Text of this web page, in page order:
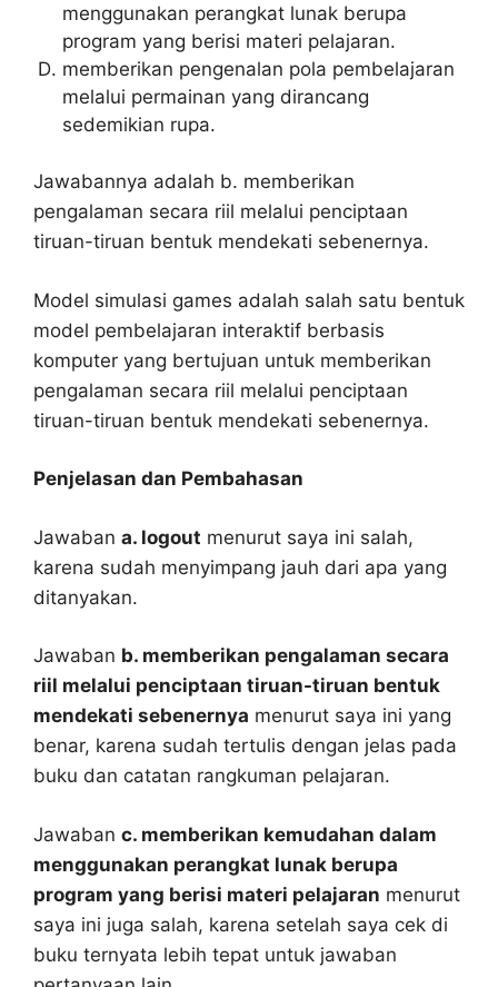
menggunakan perangkat lunak berupa
program yang berisi materi pelajaran.
memberikan pengenalan pola pembelajaran
melalui permainan yang dirancang
sedemikian rupa.
Jawabannya adalah b. memberikan
pengalaman secara riil melalui penciptaan
tiruan-tiruan bentuk mendekati sebenernya.
Model simulasi games adalah salah satu bentuk
model pembelajaran interaktif berbasis
komputer yang bertujuan untuk memberikan
pengalaman secara riil melalui penciptaan
tiruan-tiruan bentuk mendekati sebenernya.
Penjelasan dan Pembahasan
Jawaban a. logout menurut saya ini salah,
karena sudah menyimpang jauh dari apa yang
ditanyakan.
Jawaban b. memberikan pengalaman secara
riil melalui penciptaan tiruan-tiruan bentuk
mendekati sebenernya menurut saya ini yang
benar, karena sudah tertulis dengan jelas pada
buku dan catatan rangkuman pelajaran.
Jawaban c. memberikan kemudahan dalam
menggunakan perangkat lunak berupa
program yang berisi materi pelajaran menurut
saya ini juga salah, karena setelah saya cek di
buku ternyata lebih tepat untuk jawaban